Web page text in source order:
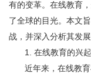
有的变革。在线教育
了全球的目光。本文
战，并深入分析其发展
1. 在线教育的兴起
近年来，在线教